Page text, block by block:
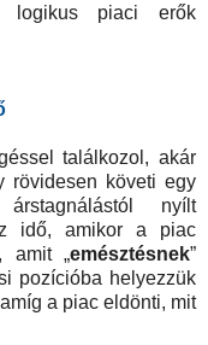
logikus piaci erők
találkozol, akár
rövidesen követi egy
nyílt
idő, amikor a piac
amit „emésztésnek”
pozícióba helyezzük
a piac eldönti, mit